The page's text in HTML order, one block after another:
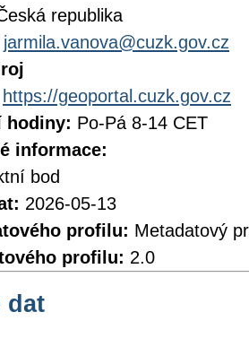
republika
jarmila.vanova@cuzk.gov.cz
https://geoportal.cuzk.gov.cz
hodiny: Po-Pá 8-14 CET
informace:
bod
2026-05-13
profilu: Metadatový
profilu: 2.0
dat